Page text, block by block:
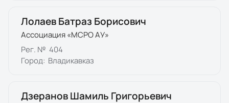
Лолаев Батраз Борисович
Ассоциация «МСРО АУ»
Рег. № 404
Город: Владикавказ
Дзеранов Шамиль Григорьевич